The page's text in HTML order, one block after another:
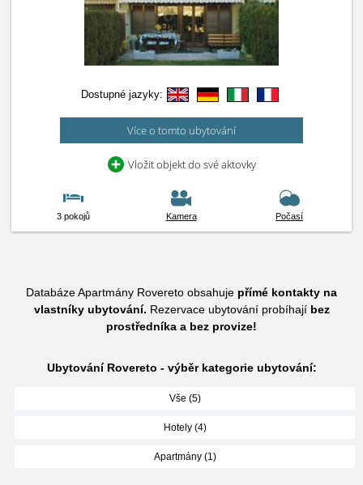
Dostupné jazyky:
Více o tomto ubytování
Vložit objekt do své aktovky
3 pokojů Kamera Počasí
Databáze Apartmány Rovereto obsahuje přímé kontakty na
vlastníky ubytování. Rezervace ubytování probíhají bez
prostředníka a bez provize!
Ubytování Rovereto - výběr kategorie ubytování:
Vše (5)
Hotely (4)
Apartmány (1)